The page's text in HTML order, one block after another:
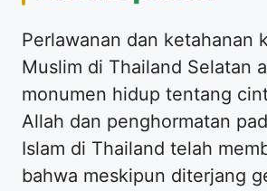
Perlawanan dan ketahanan
Muslim di Thailand Selatan
monumen hidup tentang
Allah dan penghormatan
Islam di Thailand telah
bahwa meskipun diterjang